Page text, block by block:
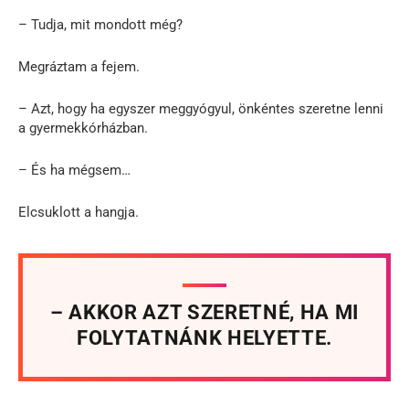
– Tudja, mit mondott még?
Megráztam a fejem.
– Azt, hogy ha egyszer meggyógyul, önkéntes szeretne lenni
a gyermekkórházban.
– És ha mégsem…
Elcsuklott a hangja.
– AKKOR AZT SZERETNÉ, HA MI
FOLYTATNÁNK HELYETTE.